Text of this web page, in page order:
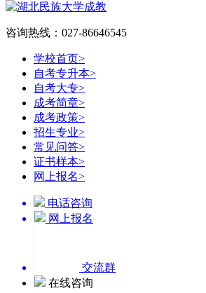
咨询热线：027-86646545
学校首页>
自考专升本>
自考大专>
成考简章>
成考政策>
招生专业>
常见问答>
证书样本>
网上报名>
电话咨询
网上报名
交流群
在线咨询